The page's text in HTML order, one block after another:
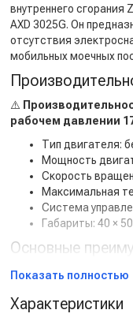
внутреннего
AXD 3025G. Он
отсутствия
мобильных моечных
⚠️
рабочем давлении
Тип двигателя:
Мощность
Скорость
Максимальная
Система
Габариты: 40 ×
Основные
Автономная
Компактность и
Показать полностью
Характеристики